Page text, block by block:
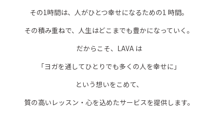
その1時間は、人がひとつ幸せになるための1 時間。
その積み重ねで、人生はどこまでも豊かになっていく。
だからこそ、LAVA は
「ヨガを通してひとりでも多くの人を幸せに」
という想いをこめて、
質の高いレッスン・心を込めたサービスを提供します。